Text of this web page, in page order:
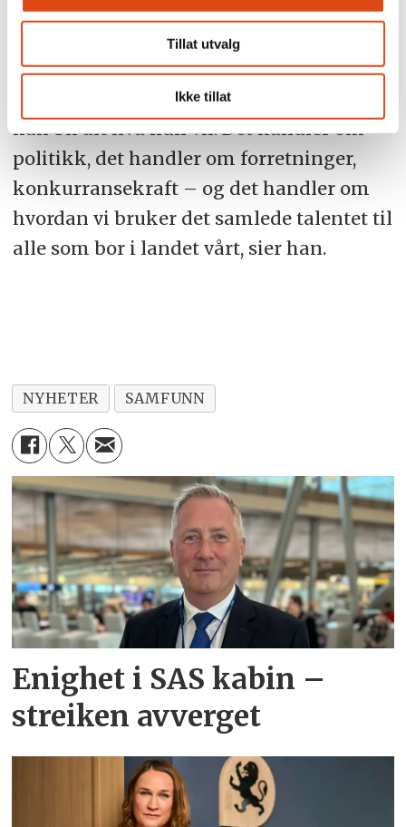
Tillat utvalg
Ikke tillat
fire år gammel.
– Jeg håper å se en verden hvor det er
helt åpenbart for datteren min at hun
kan bli alt hva hun vil. Det handler om
politikk, det handler om forretninger,
konkurransekraft – og det handler om
hvordan vi bruker det samlede talentet til
alle som bor i landet vårt, sier han.
NYHETER SAMFUNN
Enighet i SAS kabin –
streiken avverget